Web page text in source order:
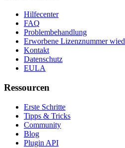
Hilfecenter
FAQ
Problembehandlung
Erworbene Lizenznummer
Kontakt
Datenschutz
EULA
Ressourcen
Erste Schritte
Tipps & Tricks
Community
Blog
Plugin API